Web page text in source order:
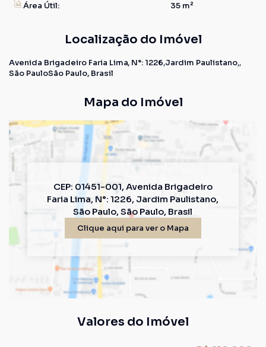
Área Útil: 35 m²
Localização do Imóvel
Avenida Brigadeiro Faria Lima, N°: 1226 Jardim Paulistano
São PauloSão Paulo, Brasil
Mapa do Imóvel
CEP: 01451-001, Avenida Brigadeiro
Faria Lima, N°: 1226, Jardim Paulistano,
São Paulo,São Paulo, Brasil
Clique aqui para ver o Mapa
Valores do Imóvel